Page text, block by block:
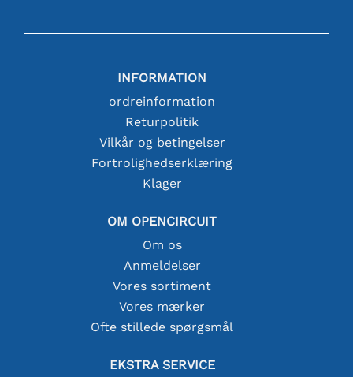
INFORMATION
ordreinformation
Returpolitik
Vilkår og betingelser
Fortrolighedserklæring
Klager
OM OPENCIRCUIT
Om os
Anmeldelser
Vores sortiment
Vores mærker
Ofte stillede spørgsmål
EKSTRA SERVICE